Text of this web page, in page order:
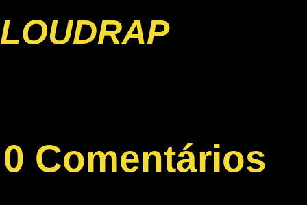
LOUDRAP
0 Comentários